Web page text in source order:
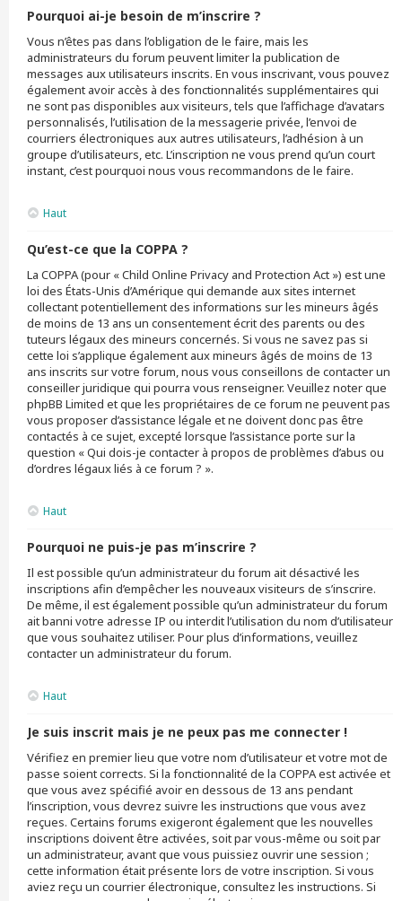
Pourquoi ai-je besoin de m’inscrire ?
Vous n’êtes pas dans l’obligation de le faire, mais les
administrateurs du forum peuvent limiter la publication de
messages aux utilisateurs inscrits. En vous inscrivant, vous pouvez
également avoir accès à des fonctionnalités supplémentaires qui
ne sont pas disponibles aux visiteurs, tels que l’affichage d’avatars
personnalisés, l’utilisation de la messagerie privée, l’envoi de
courriers électroniques aux autres utilisateurs, l’adhésion à un
groupe d’utilisateurs, etc. L’inscription ne vous prend qu’un court
instant, c’est pourquoi nous vous recommandons de le faire.
Haut
Qu’est-ce que la COPPA ?
La COPPA (pour « Child Online Privacy and Protection Act ») est une
loi des États-Unis d’Amérique qui demande aux sites internet
collectant potentiellement des informations sur les mineurs âgés
de moins de 13 ans un consentement écrit des parents ou des
tuteurs légaux des mineurs concernés. Si vous ne savez pas si
cette loi s’applique également aux mineurs âgés de moins de 13
ans inscrits sur votre forum, nous vous conseillons de contacter un
conseiller juridique qui pourra vous renseigner. Veuillez noter que
phpBB Limited et que les propriétaires de ce forum ne peuvent pas
vous proposer d’assistance légale et ne doivent donc pas être
contactés à ce sujet, excepté lorsque l’assistance porte sur la
question « Qui dois-je contacter à propos de problèmes d’abus ou
d’ordres légaux liés à ce forum ? ».
Haut
Pourquoi ne puis-je pas m’inscrire ?
Il est possible qu’un administrateur du forum ait désactivé les
inscriptions afin d’empêcher les nouveaux visiteurs de s’inscrire.
De même, il est également possible qu’un administrateur du forum
ait banni votre adresse IP ou interdit l’utilisation du nom d’utilisateur
que vous souhaitez utiliser. Pour plus d’informations, veuillez
contacter un administrateur du forum.
Haut
Je suis inscrit mais je ne peux pas me connecter !
Vérifiez en premier lieu que votre nom d’utilisateur et votre mot de
passe soient corrects. Si la fonctionnalité de la COPPA est activée et
que vous avez spécifié avoir en dessous de 13 ans pendant
l’inscription, vous devrez suivre les instructions que vous avez
reçues. Certains forums exigeront également que les nouvelles
inscriptions doivent être activées, soit par vous-même ou soit par
un administrateur, avant que vous puissiez ouvrir une session ;
cette information était présente lors de votre inscription. Si vous
aviez reçu un courrier électronique, consultez les instructions. Si